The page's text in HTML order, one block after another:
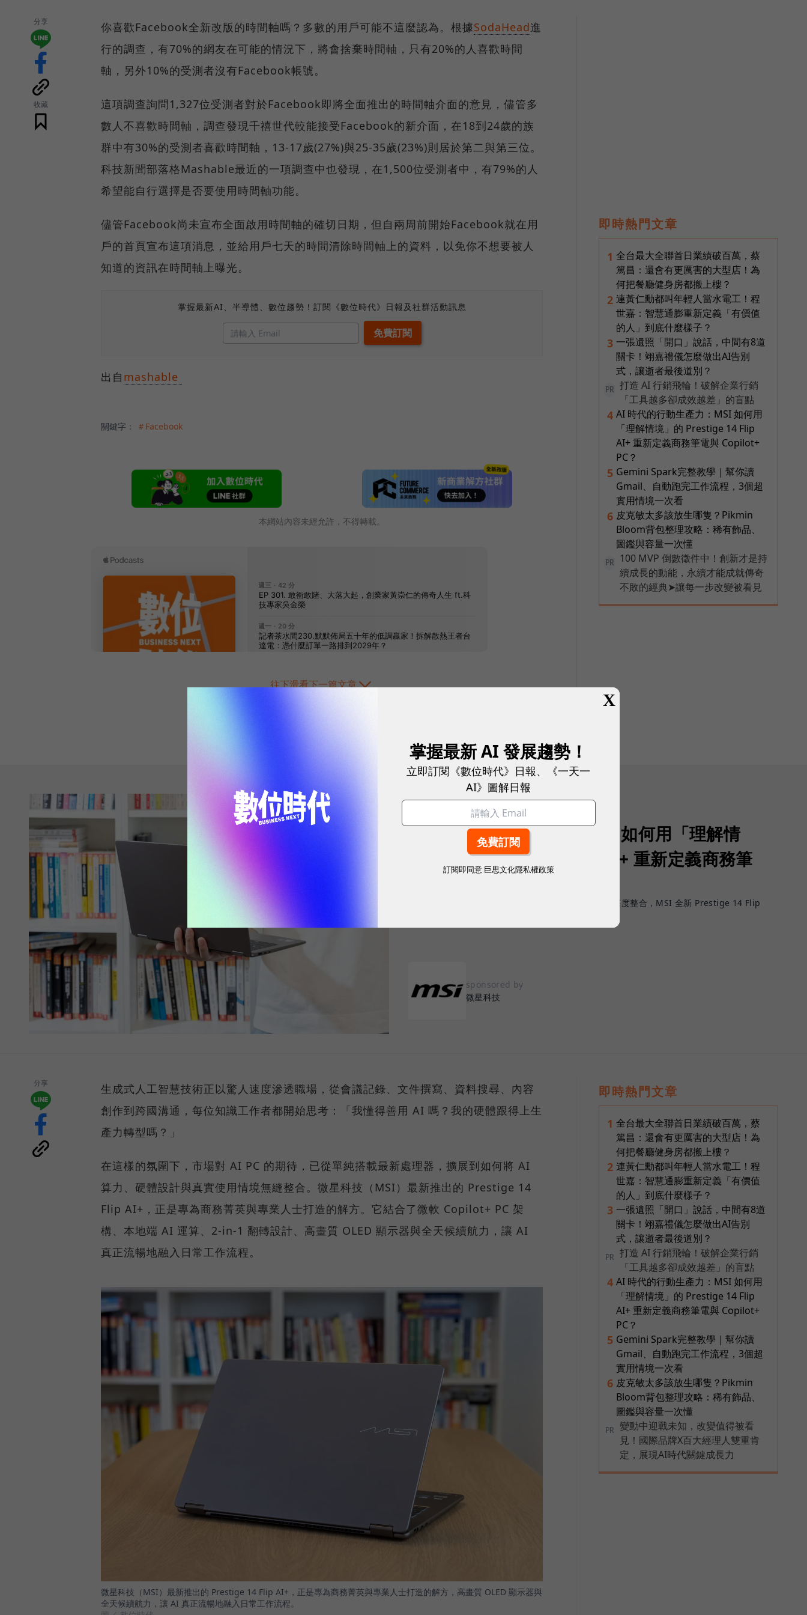
分享
收藏
你喜歡Facebook全新改版的時間軸嗎？多數的用戶可能不這麼認為。根據SodaHead進
行的調查，有70%的網友在可能的情況下，將會捨棄時間軸，只有20%的人喜歡時間
軸，另外10%的受測者沒有Facebook帳號。
這項調查詢問1,327位受測者對於Facebook即將全面推出的時間軸介面的意見，儘管多
數人不喜歡時間軸，調查發現千禧世代較能接受Facebook的新介面，在18到24歲的族
群中有30%的受測者喜歡時間軸，13-17歲(27%)與25-35歲(23%)則居於第二與第三位。
科技新聞部落格Mashable最近的一項調查中也發現，在1,500位受測者中，有79%的人
希望能自行選擇是否要使用時間軸功能。
儘管Facebook尚未宣布全面啟用時間軸的確切日期，但自兩周前開始Facebook就在用
戶的首頁宣布這項消息，並給用戶七天的時間清除時間軸上的資料，以免你不想要被人
知道的資訊在時間軸上曝光。
掌握最新AI、半導體、數位趨勢！訂閱《數位時代》日報及社群活動訊息
出自 mashable
關鍵字： ＃Facebook
本網站內容未經允許，不得轉載。
往下滑看下一篇文章
即時熱門文章
1 全台最大全聯首日業績破百萬，蔡
篤昌：還會有更厲害的大型店！為
何把餐廳健身房都搬上樓？
2 連黃仁勳都叫年輕人當水電工！程
世嘉：智慧通膨重新定義「有價值
的人」到底什麼樣子？
3 一張遺照「開口」說話，中間有8道
關卡！翊嘉禮儀怎麼做出AI告別
式，讓逝者最後道別？
PR
打造 AI 行銷飛輪！破解企業行銷
「工具越多卻成效越差」的盲點
4 AI 時代的行動生產力：MSI 如何用
「理解情境」的 Prestige 14 Flip
AI+ 重新定義商務筆電與 Copilot+
PC？
5 Gemini Spark完整教學｜幫你讀
Gmail、自動跑完工作流程，3個超
實用情境一次看
6 皮克敏太多該放生哪隻？Pikmin
Bloom背包整理攻略：稀有飾品、
圖鑑與容量一次懂
PR
100 MVP 倒數徵件中！創新才是持
續成長的動能，永續才能成就傳奇
不敗的經典➤讓每一步改變被看見
3C生活
AI 時代的行動生產力：MSI 如何用「理解情
境」的 Prestige 14 Flip AI+ 重新定義商務筆
當 AI 成為貼身助理，筆電從效能競賽進展到工作情境深度整合，MSI 全新 Prestige 14 Flip
sponsored by
微星科技
分享
生成式人工智慧技術正以驚人速度滲透職場，從會議記錄、文件撰寫、資料搜尋、內容
創作到跨國溝通，每位知識工作者都開始思考：「我懂得善用 AI 嗎？我的硬體跟得上生
產力轉型嗎？」
在這樣的氛圍下，市場對 AI PC 的期待，已從單純搭載最新處理器，擴展到如何將 AI
算力、硬體設計與真實使用情境無縫整合。微星科技（MSI）最新推出的 Prestige 14
Flip AI+，正是專為商務菁英與專業人士打造的解方。它結合了微軟 Copilot+ PC 架
構、本地端 AI 運算、2-in-1 翻轉設計、高畫質 OLED 顯示器與全天候續航力，讓 AI
真正流暢地融入日常工作流程。
微星科技（MSI）最新推出的 Prestige 14 Flip AI+，正是專為商務菁英與專業人士打造的解方，高畫質 OLED 顯示器與
全天候續航力，讓 AI 真正流暢地融入日常工作流程。
即時熱門文章
1 全台最大全聯首日業績破百萬，蔡
篤昌：還會有更厲害的大型店！為
何把餐廳健身房都搬上樓？
2 連黃仁勳都叫年輕人當水電工！程
世嘉：智慧通膨重新定義「有價值
的人」到底什麼樣子？
3 一張遺照「開口」說話，中間有8道
關卡！翊嘉禮儀怎麼做出AI告別
式，讓逝者最後道別？
PR
打造 AI 行銷飛輪！破解企業行銷
「工具越多卻成效越差」的盲點
4 AI 時代的行動生產力：MSI 如何用
「理解情境」的 Prestige 14 Flip
AI+ 重新定義商務筆電與 Copilot+
PC？
5 Gemini Spark完整教學｜幫你讀
Gmail、自動跑完工作流程，3個超
實用情境一次看
6 皮克敏太多該放生哪隻？Pikmin
Bloom背包整理攻略：稀有飾品、
圖鑑與容量一次懂
PR
變動中迎戰未知，改變值得被看
見！國際品牌X百大經理人雙重肯
定，展現AI時代關鍵成長力
X
掌握最新 AI 發展趨勢！
立即訂閱《數位時代》日報、《一天一
AI》圖解日報
訂閱即同意 巨思文化隱私權政策